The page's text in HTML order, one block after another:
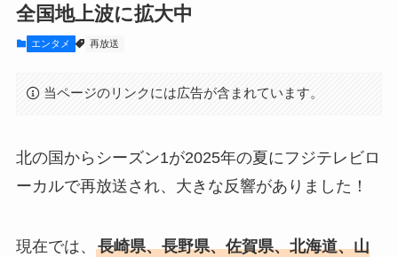
全国地上波に拡大中
エンタメ 再放送
当ページのリンクには広告が含まれています。
北の国からシーズン1が2025年の夏にフジテレビロ
ーカルで再放送され、大きな反響がありました！
現在では、 長崎県、長野県、佐賀県、北海道、山